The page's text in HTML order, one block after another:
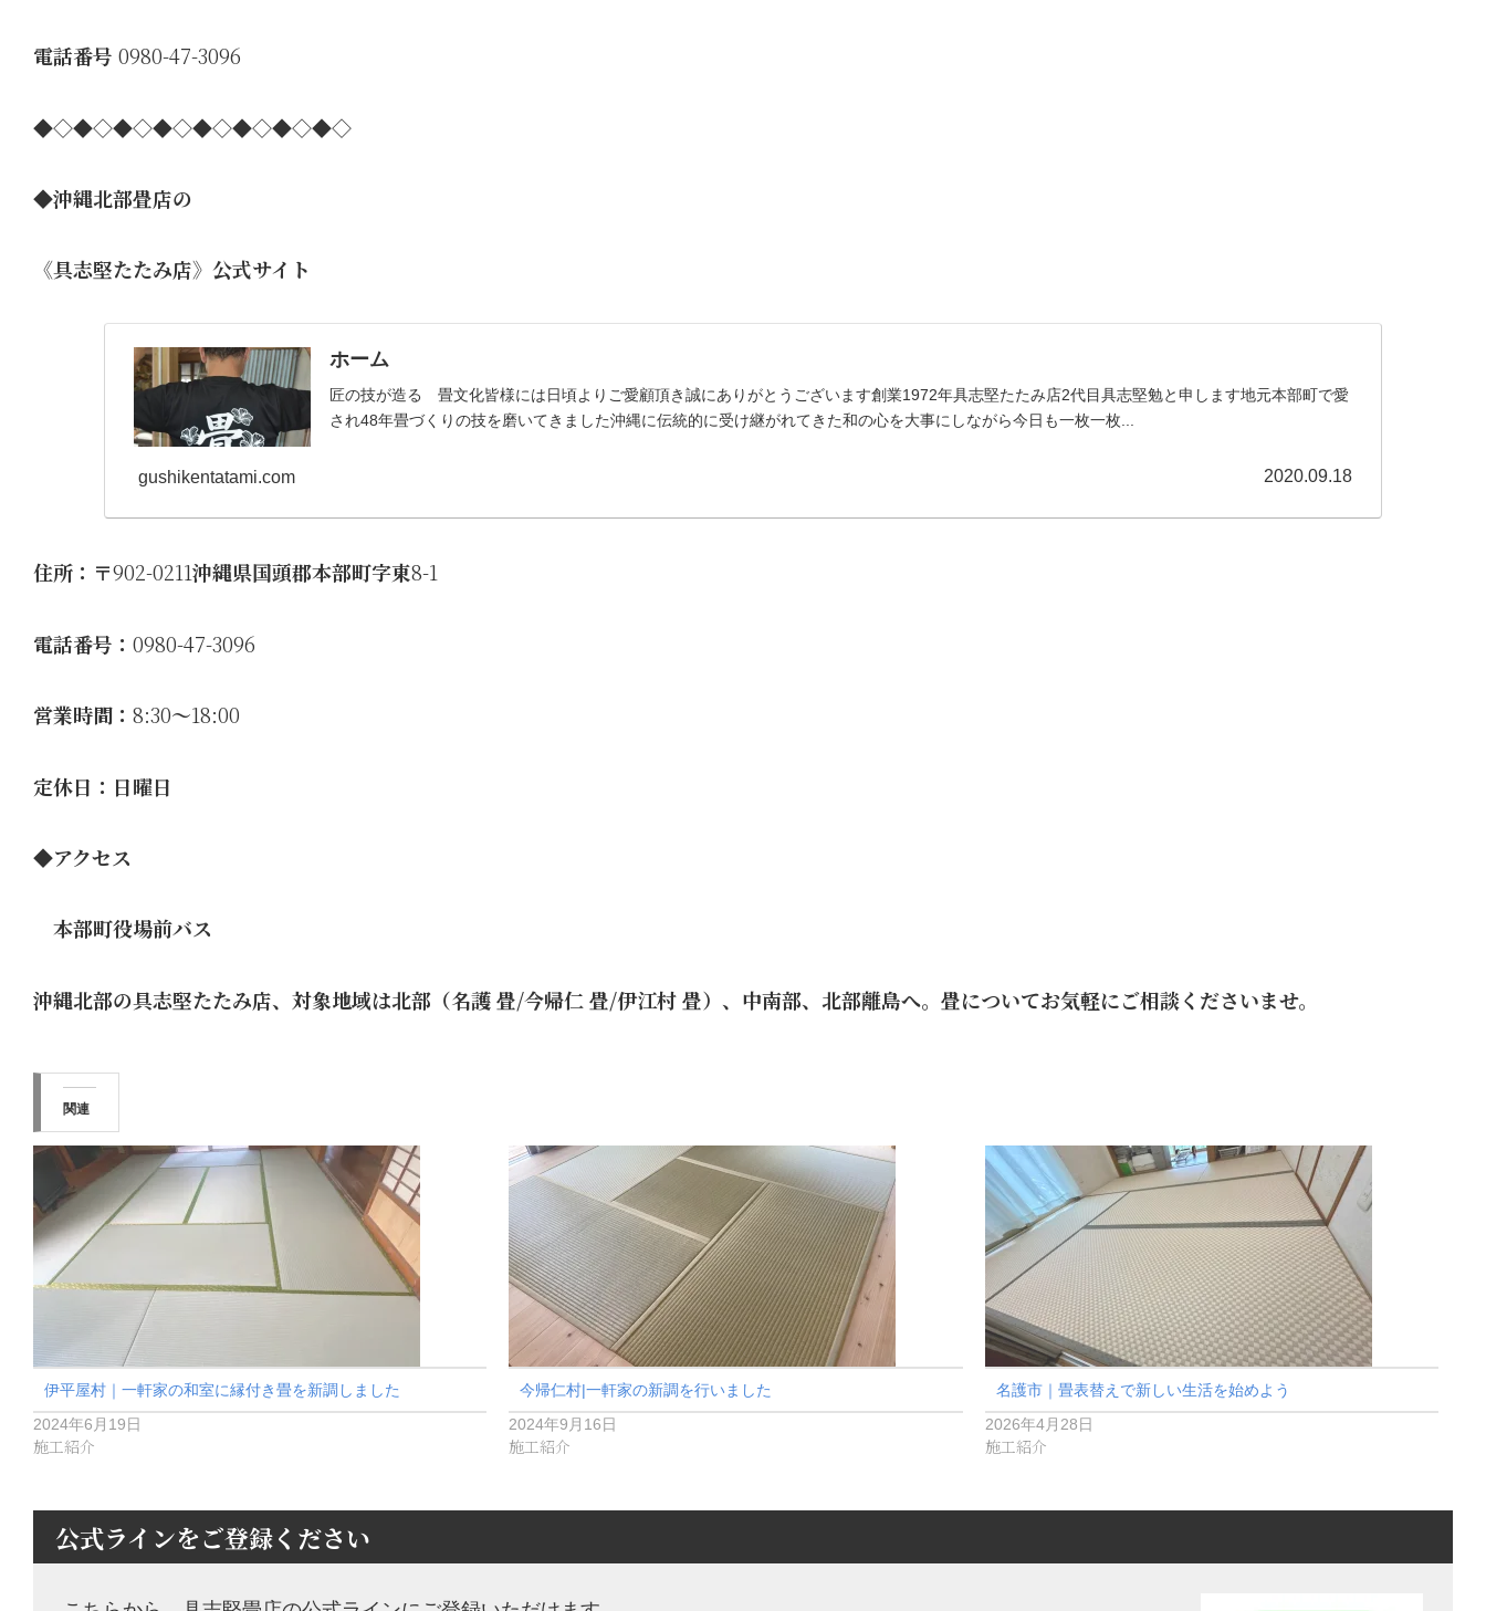
電話番号 0980-47-3096
◆◇◆◇◆◇◆◇◆◇◆◇◆◇◆◇
◆沖縄北部畳店の
《具志堅たたみ店》公式サイト
ホーム
匠の技が造る 畳文化皆様には日頃よりご愛顧頂き誠にありがとうございます創業1972年具志堅たたみ店2代目具志堅勉と申します地元本部町で愛
され48年畳づくりの技を磨いてきました沖縄に伝統的に受け継がれてきた和の心を大事にしながら今日も一枚一枚...
gushikentatami.com 2020.09.18
住所：〒902-0211沖縄県国頭郡本部町字東8-1
電話番号： 0980-47-3096
営業時間： 8:30～18:00
定休日：日曜日
◆アクセス
本部町役場前バス
沖縄北部の具志堅たたみ店、対象地域は北部（名護 畳/今帰仁 畳/伊江村 畳）、中南部、北部離島へ。畳についてお気軽にご相談くださいませ。
関連
伊平屋村｜一軒家の和室に縁付き畳を新調しました
2024年6月19日
施工紹介
今帰仁村|一軒家の新調を行いました
2024年9月16日
施工紹介
名護市｜畳表替えで新しい生活を始めよう
2026年4月28日
施工紹介
公式ラインをご登録ください